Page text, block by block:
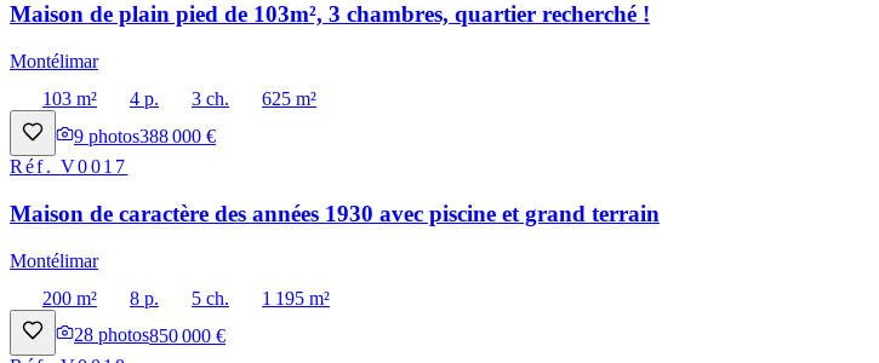
Maison de plain pied de 103m², 3 chambres, quartier recherché !
Montélimar
103 m²
4 p. 3 ch.
625 m²
9 photos388 000 €
Réf.V0017
Maison de caractère des années 1930 avec piscine et grand terrain
Montélimar
200 m²
8 p. 5 ch.
1 195 m²
28 photos850 000 €